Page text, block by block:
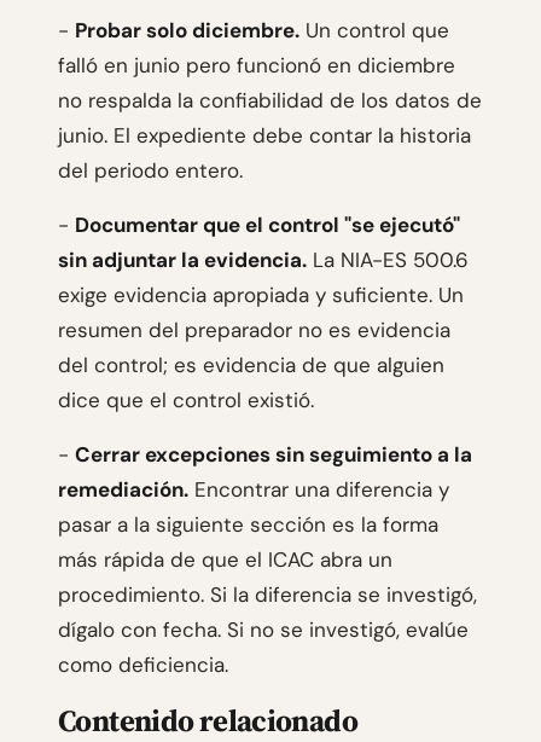
- Probar solo diciembre. Un control que
falló en junio pero funcionó en diciembre
no respalda la confiabilidad de los datos de
junio. El expediente debe contar la historia
del periodo entero.
- Documentar que el control "se ejecutó"
sin adjuntar la evidencia. La NIA-ES 500.6
exige evidencia apropiada y suficiente. Un
resumen del preparador no es evidencia
del control; es evidencia de que alguien
dice que el control existió.
- Cerrar excepciones sin seguimiento a la
remediación. Encontrar una diferencia y
pasar a la siguiente sección es la forma
más rápida de que el ICAC abra un
procedimiento. Si la diferencia se investigó,
dígalo con fecha. Si no se investigó, evalúe
como deficiencia.
Contenido relacionado